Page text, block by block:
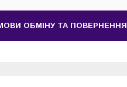
ОБМІНУ ТА ПОВЕРНЕННЯ